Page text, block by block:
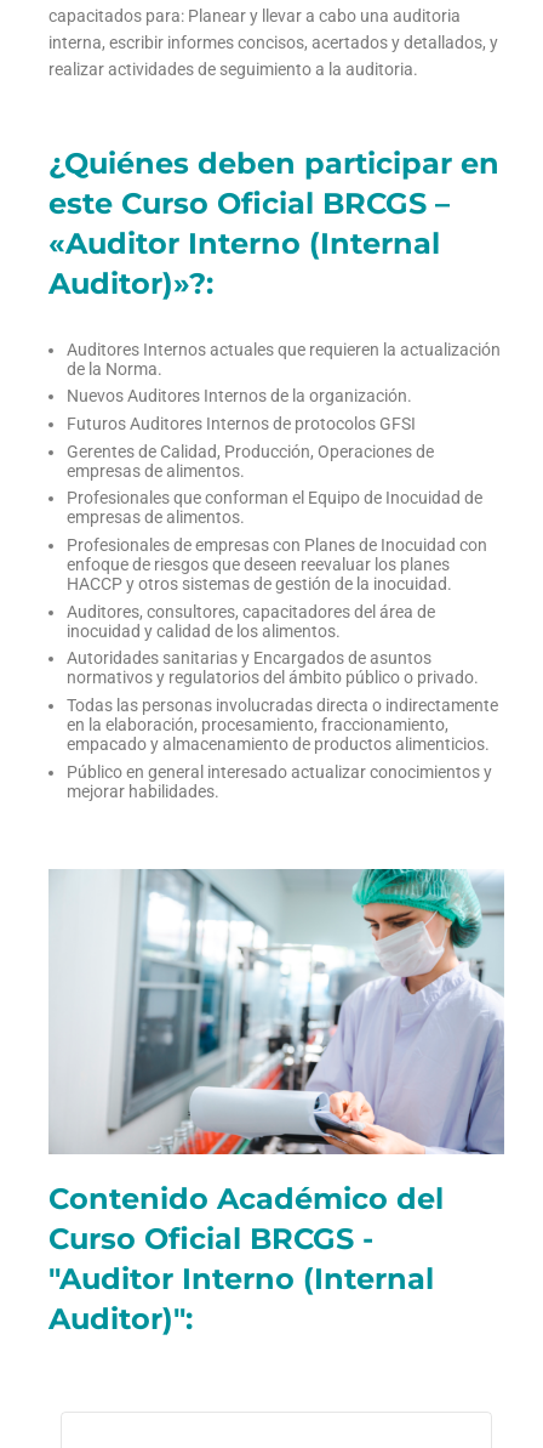
capacitados para: Planear y llevar a cabo una auditoria
interna, escribir informes concisos, acertados y detallados, y
realizar actividades de seguimiento a la auditoria.
¿Quiénes deben participar en
este Curso Oficial BRCGS –
«Auditor Interno (Internal
Auditor)»?:
Auditores Internos actuales que requieren la actualización
de la Norma.
Nuevos Auditores Internos de la organización.
Futuros Auditores Internos de protocolos GFSI
Gerentes de Calidad, Producción, Operaciones de
empresas de alimentos.
Profesionales que conforman el Equipo de Inocuidad de
empresas de alimentos.
Profesionales de empresas con Planes de Inocuidad con
enfoque de riesgos que deseen reevaluar los planes
HACCP y otros sistemas de gestión de la inocuidad.
Auditores, consultores, capacitadores del área de
inocuidad y calidad de los alimentos.
Autoridades sanitarias y Encargados de asuntos
normativos y regulatorios del ámbito público o privado.
Todas las personas involucradas directa o indirectamente
en la elaboración, procesamiento, fraccionamiento,
empacado y almacenamiento de productos alimenticios.
Público en general interesado actualizar conocimientos y
mejorar habilidades.
Contenido Académico del
Curso Oficial BRCGS -
"Auditor Interno (Internal
Auditor)":